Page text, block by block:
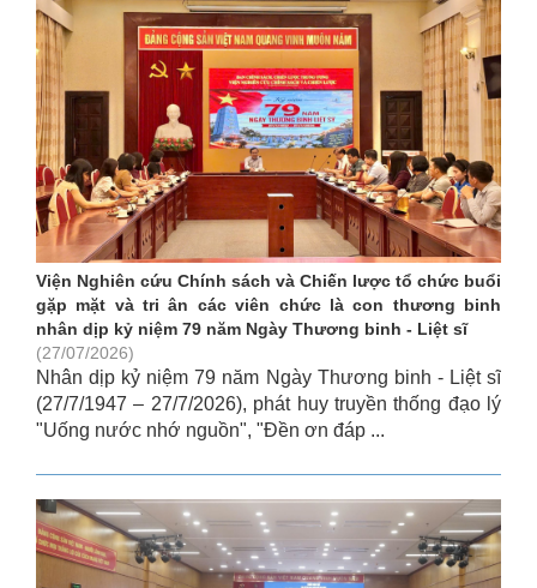
Viện Nghiên cứu Chính sách và Chiến lược tổ chức buổi
gặp mặt và tri ân các viên chức là con thương binh
nhân dịp kỷ niệm 79 năm Ngày Thương binh - Liệt sĩ
(27/07/2026)
Nhân dịp kỷ niệm 79 năm Ngày Thương binh - Liệt sĩ
(27/7/1947 – 27/7/2026), phát huy truyền thống đạo lý
"Uống nước nhớ nguồn", "Đền ơn đáp ...